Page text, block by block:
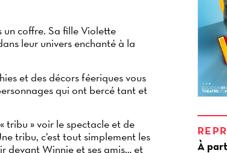
un coffre. Sa fille Violette
leur univers enchanté à la
et des décors féeriques vous
qui ont bercé tant et
tribu » voir le spectacle et de
tribu, c’est tout simplement les
devant Winnie et ses amis… et
À